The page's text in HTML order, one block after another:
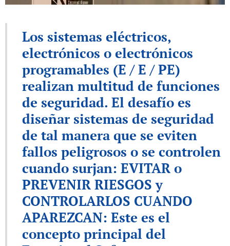
Los sistemas eléctricos,
electrónicos o electrónicos
programables (E / E / PE)
realizan multitud de funciones
de seguridad. El desafío es
diseñar sistemas de seguridad
de tal manera que se eviten
fallos peligrosos o se controlen
cuando surjan: EVITAR o
PREVENIR RIESGOS y
CONTROLARLOS CUANDO
APAREZCAN: Este es el
concepto principal del